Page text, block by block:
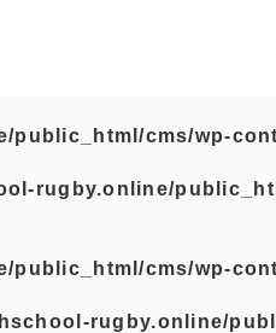
public_html/cms/wp-
rugby.online/
public_html/cms/wp-
rugby.online/